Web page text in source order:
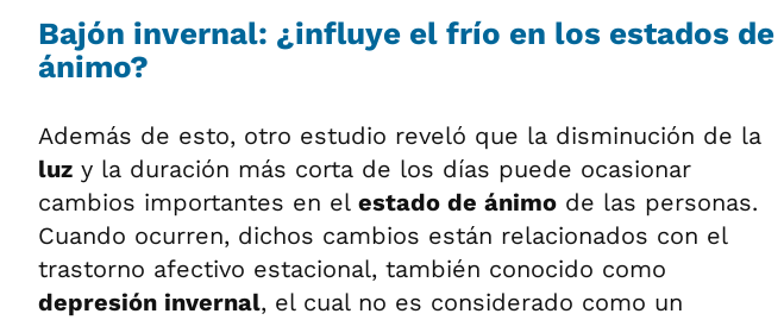
Bajón invernal: ¿influye el frío en los estados de
ánimo?
Además de esto, otro estudio reveló que la disminución de la
luz y la duración más corta de los días puede ocasionar
cambios importantes en el estado de ánimo de las personas.
Cuando ocurren, dichos cambios están relacionados con el
trastorno afectivo estacional, también conocido como
depresión invernal, el cual no es considerado como un